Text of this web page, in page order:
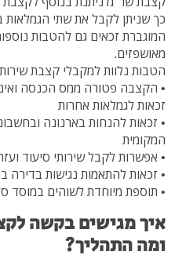
כך שניתן לקבל את שתי
המוגברת זכאים גם להטבות
מאושפזים.
הטבות נלוות למקבלי קצבת
• הקצבה פטורה ממס הכנסה
זכאות לגמלאות אחרות
• זכאות להנחות בארנונה
המקומית
• אפשרות לקבל שירותי סיעוד
• זכאות להתאמות נגישות בדירה
• תוספת מיוחדת לשוהים במוסד
איך מגישים בקשה
ומה התהליך?